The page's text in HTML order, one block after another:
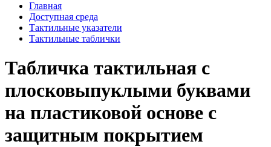
Главная
Доступная среда
Тактильные указатели
Тактильные таблички
Табличка тактильная с
плосковыпуклыми буквами
на пластиковой основе с
защитным покрытием